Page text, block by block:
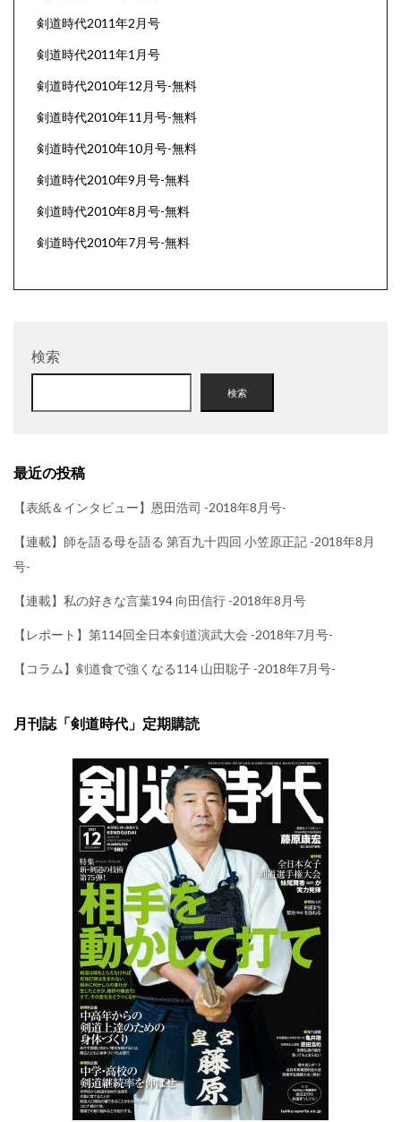
剣道時代2011年2月号
剣道時代2011年1月号
剣道時代2010年12月号-無料
剣道時代2010年11月号-無料
剣道時代2010年10月号-無料
剣道時代2010年9月号-無料
剣道時代2010年8月号-無料
剣道時代2010年7月号-無料
検索
検索
最近の投稿
【表紙＆インタビュー】恩田浩司 -2018年8月号-
【連載】師を語る母を語る 第百九十四回 小笠原正記 -2018年8月
号-
【連載】私の好きな言葉194 向田信行 -2018年8月号
【レポート】第114回全日本剣道演武大会 -2018年7月号-
【コラム】剣道食で強くなる114 山田聡子 -2018年7月号-
月刊誌「剣道時代」定期購読